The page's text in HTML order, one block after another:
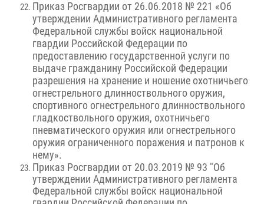
Приказ Росгвардии от 26.06.2018 № 221 «Об
утверждении Административного регламента
Федеральной службы войск национальной
гвардии Российской Федерации по
предоставлению государственной услуги по
выдаче гражданину Российской Федерации
разрешения на хранение и ношение охотничьего
огнестрельного длинноствольного оружия,
спортивного огнестрельного длинноствольного
гладкоствольного оружия, охотничьего
пневматического оружия или огнестрельного
оружия ограниченного поражения и патронов к
нему».
Приказ Росгвардии от 20.03.2019 № 93 "Об
утверждении Административного регламента
Федеральной службы войск национальной